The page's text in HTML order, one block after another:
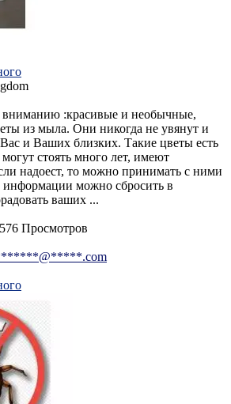
:красивые и необычные,
из мыла. Они никогда не увянут и
Вас и Ваших близких. Такие цветы есть
стоять много лет, имеют
надоест, то можно принимать с ними
можно сбросить в
ваших ...
576 Просмотров